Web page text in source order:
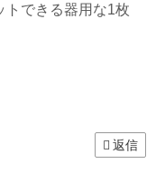
トできる器用な1枚
返信